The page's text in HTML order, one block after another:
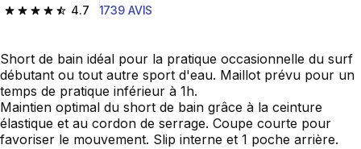
4.7
4.7 out of 5 stars from 1739 reviews
1739 AVIS
Short de bain idéal pour la pratique occasionnelle du surf
débutant ou tout autre sport d'eau. Maillot prévu pour un
temps de pratique inférieur à 1h.
Maintien optimal du short de bain grâce à la ceinture
élastique et au cordon de serrage. Coupe courte pour
favoriser le mouvement. Slip interne et 1 poche arrière.